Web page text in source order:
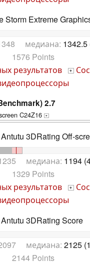
Storm Extreme
медиана: 1342.5
1576 Points
результатов +
2.7
C24Z16 +
3DRating Off-
медиана: 1194
1329 Points
результатов +
3DRating Score
медиана: 2125
2144 Points